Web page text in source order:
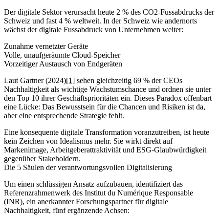
Der digitale Sektor verursacht heute 2 % des CO2-Fussabdrucks der
Schweiz und fast 4 % weltweit. In der Schweiz wie andernorts
wächst der digitale Fussabdruck von Unternehmen weiter:
Zunahme vernetzter Geräte
Volle, unaufgeräumte Cloud-Speicher
Vorzeitiger Austausch von Endgeräten
Laut Gartner (2024)[1] sehen gleichzeitig 69 % der CEOs
Nachhaltigkeit als wichtige Wachstumschance und ordnen sie unter
den Top 10 ihrer Geschäftsprioritäten ein. Dieses Paradox offenbart
eine Lücke: Das Bewusstsein für die Chancen und Risiken ist da,
aber eine entsprechende Strategie fehlt.
Eine konsequente digitale Transformation voranzutreiben, ist heute
kein Zeichen von Idealismus mehr. Sie wirkt direkt auf
Markenimage, Arbeitgeberattraktivität und ESG-Glaubwürdigkeit
gegenüber Stakeholdern.
Die 5 Säulen der verantwortungsvollen Digitalisierung
Um einen schlüssigen Ansatz aufzubauen, identifiziert das
Referenzrahmenwerk des Institut du Numérique Responsable
(INR), ein anerkannter Forschungspartner für digitale
Nachhaltigkeit, fünf ergänzende Achsen: